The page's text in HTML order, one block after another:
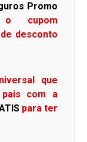
Promo
cupom
desconto
que
com a
para ter